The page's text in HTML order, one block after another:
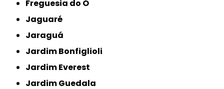
Freguesia do Ó
Jaguaré
Jaraguá
Jardim Bonfiglioli
Jardim Everest
Jardim Guedala